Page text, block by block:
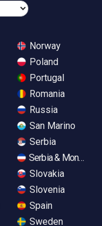
Norway
Poland
Portugal
Romania
Russia
San Marino
Serbia
Serbia &
Slovakia
Slovenia
Spain
Sweden